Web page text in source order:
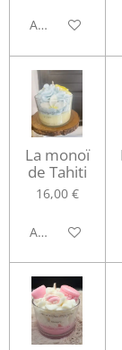
Ajouter au
La monoï
de Tahiti
16,00 €
Ajouter au